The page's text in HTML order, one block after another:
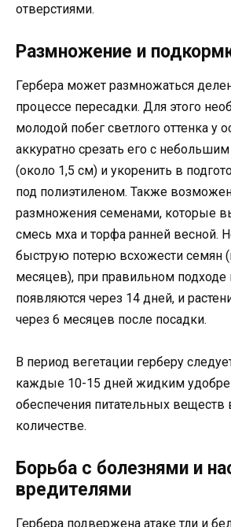
отверстиями.
Размножение и
Гербера может размножаться
процессе пересадки. Для этого
молодой побег светлого оттенка у
аккуратно срезать его с
(около 1,5 см) и укоренить в
под полиэтиленом. Также
размножения семенами, которые
смесь мха и торфа ранней весной.
быструю потерю всхожести семян
месяцев), при правильном подходе
появляются через 14 дней, и
через 6 месяцев после посадки.
В период вегетации герберу
каждые 10-15 дней жидким
обеспечения питательных веществ
количестве.
Борьба с болезнями и
вредителями
Гербера подвержена атаке тли и